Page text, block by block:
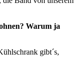
Warum ja
gibt´s,